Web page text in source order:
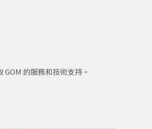
的服務和技術支持。